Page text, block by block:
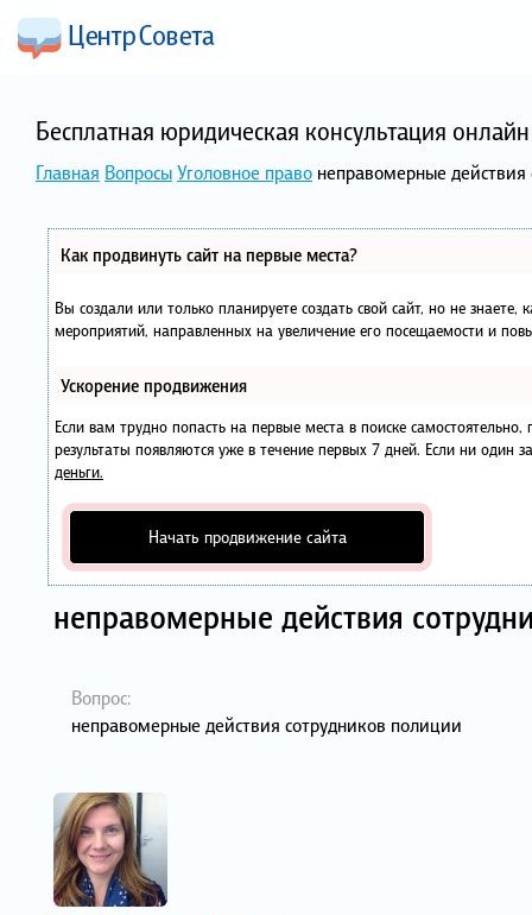
Бесплатная юридическая консультация
Главная ВопросыУголовное право неправомерные
Как продвинуть сайт на первые места?
Вы создали или только планируете создать свой сайт, но не
мероприятий, направленных на увеличение его посещаемости и
Ускорение продвижения
Если вам трудно попасть на первые места в поиске
результаты появляются уже в течение первых 7 дней. Если ни один
деньги.
Начать продвижение сайта
неправомерные действия
Вопрос:
неправомерные действия сотрудников полиции